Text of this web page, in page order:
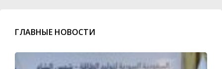
ГЛАВНЫЕ НОВОСТИ